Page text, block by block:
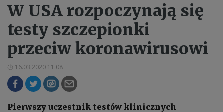
W USA rozpoczynają się
testy szczepionki
przeciw koronawirusowi
16.03.2020 11:08
Pierwszy uczestnik testów klinicznych